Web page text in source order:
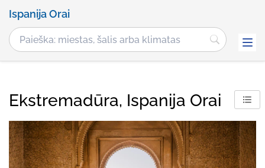
Ispanija Orai
Ekstremadūra, Ispanija Orai